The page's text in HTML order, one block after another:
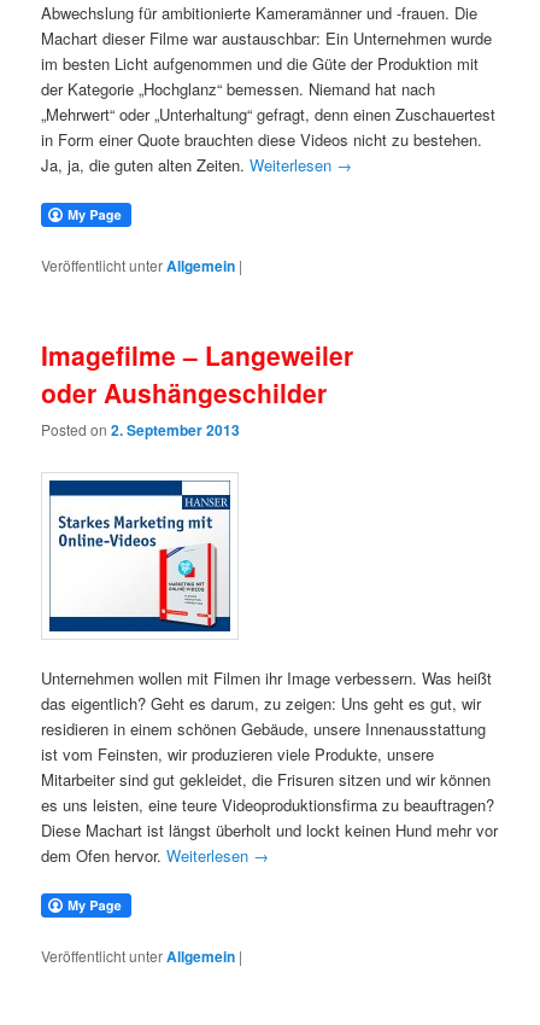
Abwechslung für ambitionierte Kameramänner und -frauen. Die
Machart dieser Filme war austauschbar: Ein Unternehmen wurde
im besten Licht aufgenommen und die Güte der Produktion mit
der Kategorie „Hochglanz“ bemessen. Niemand hat nach
„Mehrwert“ oder „Unterhaltung“ gefragt, denn einen Zuschauertest
in Form einer Quote brauchten diese Videos nicht zu bestehen.
Ja, ja, die guten alten Zeiten.Weiterlesen →
Veröffentlicht unterAllgemein |
Imagefilme – Langeweiler
oder Aushängeschilder
Posted on2. September 2013
Unternehmen wollen mit Filmen ihr Image verbessern. Was heißt
das eigentlich? Geht es darum, zu zeigen: Uns geht es gut, wir
residieren in einem schönen Gebäude, unsere Innenausstattung
ist vom Feinsten, wir produzieren viele Produkte, unsere
Mitarbeiter sind gut gekleidet, die Frisuren sitzen und wir können
es uns leisten, eine teure Videoproduktionsfirma zu beauftragen?
Diese Machart ist längst überholt und lockt keinen Hund mehr vor
dem Ofen hervor.Weiterlesen →
Veröffentlicht unterAllgemein |